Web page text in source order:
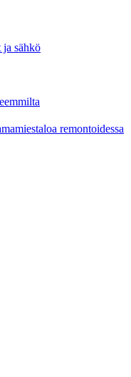
sähkö
remontoidessa